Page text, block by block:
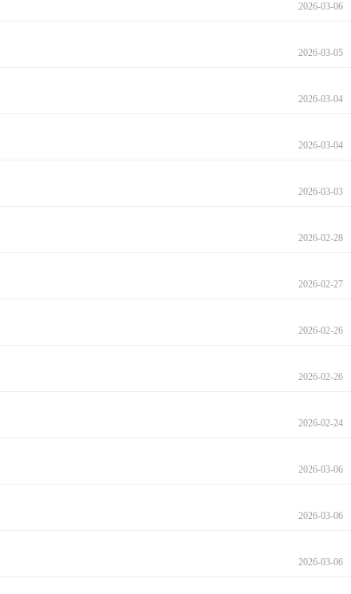
2026-03-06
2026-03-05
2026-03-04
2026-03-04
2026-03-03
2026-02-28
2026-02-27
2026-02-26
2026-02-26
2026-02-24
2026-03-06
2026-03-06
2026-03-06